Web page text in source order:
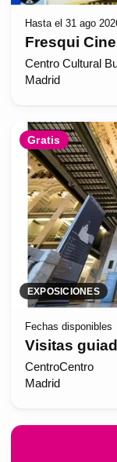
Hasta el 31 ago
Fresqui
Centro Cultural
Madrid
Gratis
EXPOSICIONES
Fechas disponibles
Visitas
CentroCentro
Madrid